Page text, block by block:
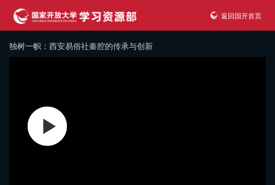
返回国开首页
独树一帜：西安易俗社秦腔的传承与创新